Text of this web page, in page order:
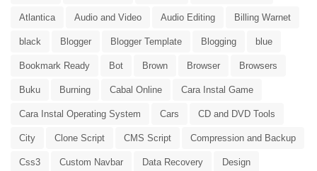
Atlantica Audio and Video Audio Editing Billing Warnet
black Blogger Blogger Template Blogging blue
Bookmark Ready Bot Brown Browser Browsers
Buku Burning Cabal Online Cara Instal Game
Cara Instal Operating System Cars CD and DVD Tools
City Clone Script CMS Script Compression and Backup
Css3 Custom Navbar Data Recovery Design